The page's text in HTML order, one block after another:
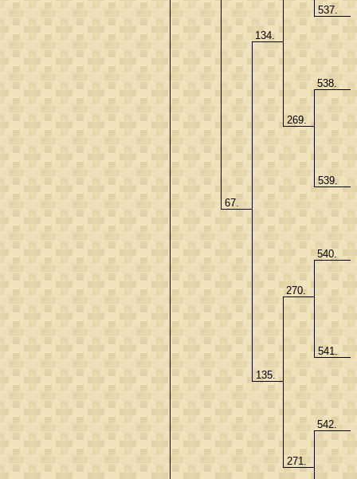
67.
134.
537.
269.
538.
539.
135.
270.
540.
541.
271.
542.